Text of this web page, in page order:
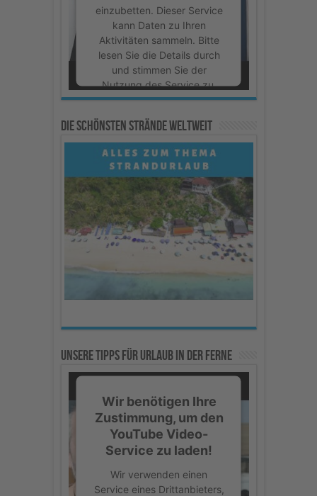
einzubetten. Dieser Service
kann Daten zu Ihren
Aktivitäten sammeln. Bitte
lesen Sie die Details durch
und stimmen Sie der
Nutzung des Service zu,
um dieses Video
Mehr Informationen
Akzeptieren
powered by Usercentrics
Consent Management
Platform
Die schönsten Strände weltweit
Unsere Tipps für Urlaub in der Ferne
Wir benötigen Ihre
Zustimmung, um den
YouTube Video-
Service zu laden!
Wir verwenden einen
Service eines Drittanbieters,